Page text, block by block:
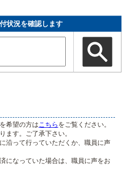
状況を確認します
希望の方は こちら をご覧ください。
ます。ご了承下さい。
沿って行っていただくか、職員に声
になっていた場合は、職員に声をお